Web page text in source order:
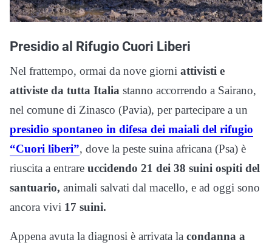
Presidio al Rifugio Cuori Liberi
Nel frattempo, ormai da nove giorni attivisti e
attiviste da tutta Italia stanno accorrendo a Sairano,
nel comune di Zinasco (Pavia), per partecipare a un
presidio spontaneo in difesa dei maiali del rifugio
“Cuori liberi”, dove la peste suina africana (Psa) è
riuscita a entrare uccidendo 21 dei 38 suini ospiti del
santuario, animali salvati dal macello, e ad oggi sono
ancora vivi 17 suini.
Appena avuta la diagnosi è arrivata la condanna a